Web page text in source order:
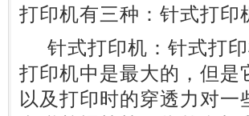
打印机有三种：针式打
针式打印机：针式打印
打印机中是最大的，但
以及打印时的穿透力对